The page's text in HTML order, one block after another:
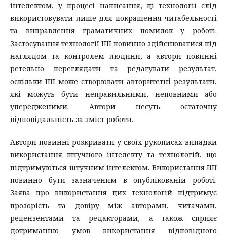
інтелектом, у процесі написання, ці технології слід
використовувати лише для покращення читабельності
та виправлення граматичних помилок у роботі.
Застосування технології ШІ повинно здійснюватися під
наглядом та контролем людини, а автори повинні
ретельно переглядати та редагувати результат,
оскільки ШІ може створювати авторитетні результати,
які можуть бути неправильними, неповними або
упередженими. Автори несуть остаточну
відповідальність за зміст роботи.
Автори повинні розкривати у своїх рукописах випадки
використання штучного інтелекту та технологій, що
підтримуються штучним інтелектом. Використання ШІ
повинно бути зазначеним в опублікованій роботі.
Заява про використання цих технологій підтримує
прозорість та довіру між авторами, читачами,
рецензентами та редакторами, а також сприяє
дотриманню умов використання відповідного